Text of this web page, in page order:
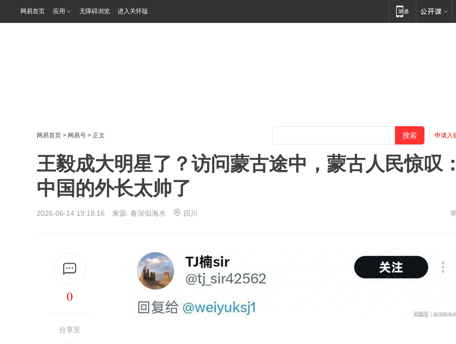
网易首页 应用 无障碍浏览 进入关怀版
网易首页 > 网易号 > 正文 申请入
王毅成大明星了？访问蒙古途中，蒙古人民惊叹
中国的外长太帅了
2026-06-14 19:18:16 来源: 春深似海水 四川
0
分享至